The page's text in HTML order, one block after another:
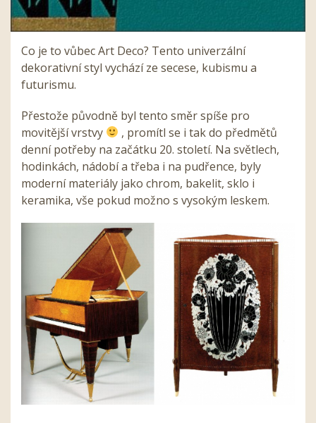
Co je to vůbec Art Deco? Tento univerzální
dekorativní styl vychází ze secese, kubismu a
futurismu.
Přestože původně byl tento směr spíše pro
movitější vrstvy
, promítl se i tak do předmětů
denní potřeby na začátku 20. století. Na světlech,
hodinkách, nádobí a třeba i na pudřence, byly
moderní materiály jako chrom, bakelit, sklo i
keramika, vše pokud možno s vysokým leskem.